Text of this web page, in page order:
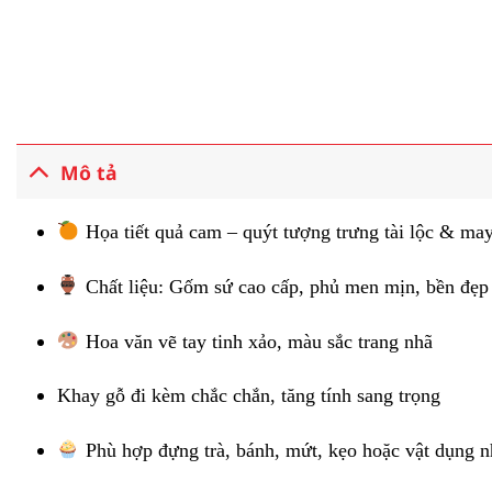
Mô tả
Họa tiết quả cam – quýt tượng trưng tài lộc &
Chất liệu: Gốm sứ cao cấp, phủ men mịn, bền đẹp
Hoa văn vẽ tay tinh xảo, màu sắc trang nhã
Khay gỗ đi kèm chắc chắn, tăng tính sang trọng
Phù hợp đựng trà, bánh, mứt, kẹo hoặc vật dụng